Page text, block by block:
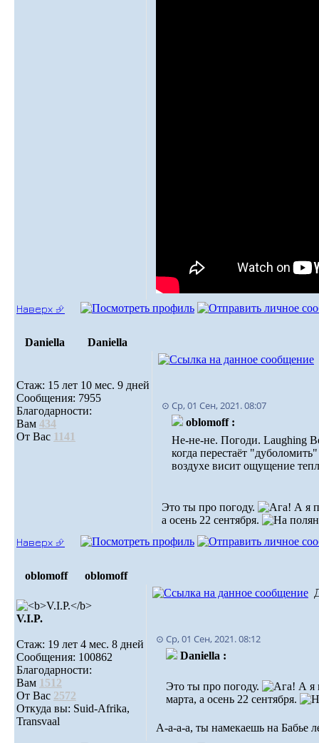
Наверх ⮵
Daniella Daniella
Стаж: 15 лет 10 мес. 9 дней
Сообщения: 7955
Благодарности:
Вам 434
От Вас 1141
⊙ Ср, 01 Сен, 2021. 08:07
oblomoff :
Не-не-не. Погоди. Laughing
когда перестаёт
воздухе висит ощущение
Это ты про погоду.
А я
а осень 22 сентября.
Наверх ⮵
oblomoff oblomoff
V.I.P.
Стаж: 19 лет 4 мес. 8 дней
Сообщения: 100862
Благодарности:
Вам 1512
От Вас 2572
Откуда вы: Suid-Afrika,
Transvaal
⊙ Ср, 01 Сен, 2021. 08:12
Daniella :
Это ты про погоду.
А я
марта, а осень 22 сентября.
А-а-а-а, ты намекаешь на Бабье